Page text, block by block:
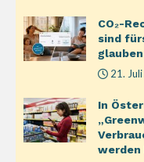
CO₂-
sind
glauben
21.
In
werden